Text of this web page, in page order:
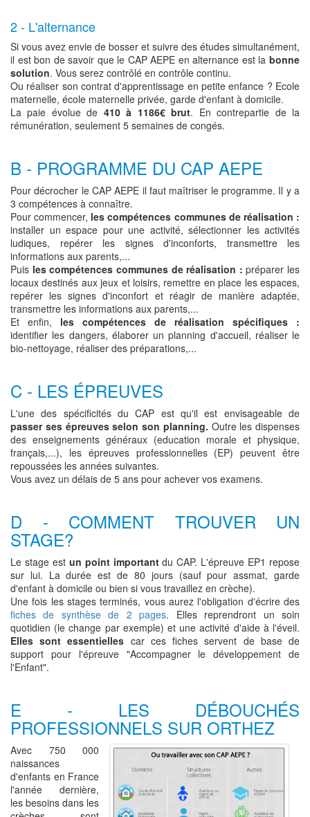
2 - L'alternance
Si vous avez envie de bosser et suivre des études simultanément,
il est bon de savoir que le CAP AEPE en alternance est la bonne
solution. Vous serez contrôlé en contrôle continu.
Ou réaliser son contrat d'apprentissage en petite enfance ? Ecole
maternelle, école maternelle privée, garde d'enfant à domicile.
La paie évolue de 410 à 1186€ brut. En contrepartie de la
rémunération, seulement 5 semaines de congés.
B - PROGRAMME DU CAP AEPE
Pour décrocher le CAP AEPE il faut maîtriser le programme. Il y a
3 compétences à connaître.
Pour commencer, les compétences communes de réalisation :
installer un espace pour une activité, sélectionner les activités
ludiques, repérer les signes d'inconforts, transmettre les
informations aux parents,...
Puis les compétences communes de réalisation : préparer les
locaux destinés aux jeux et loisirs, remettre en place les espaces,
repérer les signes d'inconfort et réagir de manière adaptée,
transmettre les informations aux parents,...
Et enfin, les compétences de réalisation spécifiques :
identifier les dangers, élaborer un planning d'accueil, réaliser le
bio-nettoyage, réaliser des préparations,...
C - LES ÉPREUVES
L'une des spécificités du CAP est qu'il est envisageable de
passer ses épreuves selon son planning. Outre les dispenses
des enseignements généraux (education morale et physique,
français,...), les épreuves professionnelles (EP) peuvent être
repoussées les années suivantes.
Vous avez un délais de 5 ans pour achever vos examens.
D - COMMENT TROUVER UN
STAGE?
Le stage est un point importantdu CAP. L'épreuve EP1 repose
sur lui. La durée est de 80 jours (sauf pour assmat, garde
d'enfant à domicile ou bien si vous travaillez en crèche).
Une fois les stages terminés, vous aurez l'obligation d'écrire des
fiches de synthèse de 2 pages. Elles reprendront un soin
quotidien (le change par exemple) et une activité d'aide à l'éveil.
Elles sont essentielles car ces fiches servent de base de
support pour l'épreuve "Accompagner le développement de
l'Enfant".
E - LES DÉBOUCHÉS
PROFESSIONNELS SUR ORTHEZ
Avec 750 000
naissances
d'enfants en France
l'année dernière,
les besoins dans les